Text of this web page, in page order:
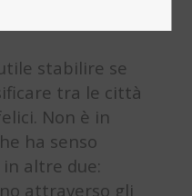
stabilire se
tra le città
Non è in
ha senso
altre due:
attraverso gli